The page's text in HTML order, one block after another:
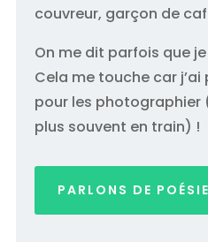
couvreur, garçon de
On me dit parfois que
Cela me touche car
pour les photographier
plus souvent en train) !
PARLONS DE